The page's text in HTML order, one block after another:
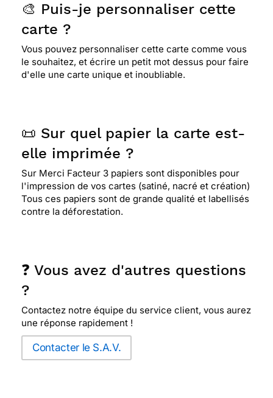
🎨 Puis-je personnaliser cette
carte ?
Vous pouvez personnaliser cette carte comme vous
le souhaitez, et écrire un petit mot dessus pour faire
d'elle une carte unique et inoubliable.
📜 Sur quel papier la carte est-
elle imprimée ?
Sur Merci Facteur 3 papiers sont disponibles pour
l'impression de vos cartes (satiné, nacré et création)
Tous ces papiers sont de grande qualité et labellisés
contre la déforestation.
❓ Vous avez d'autres questions
?
Contactez notre équipe du service client, vous aurez
une réponse rapidement !
Contacter le S.A.V.